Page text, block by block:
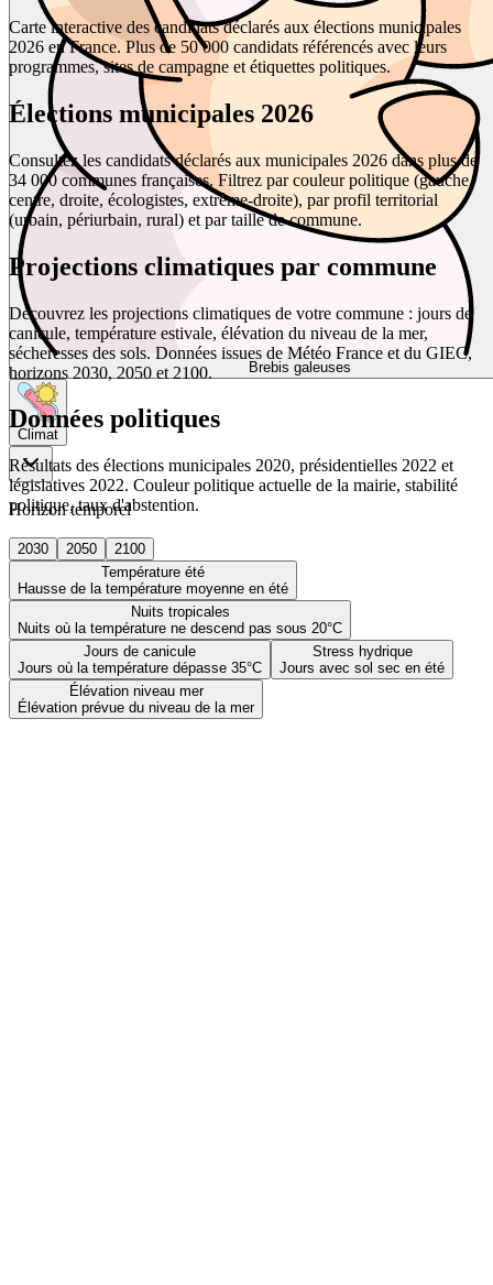
Brebis galeuses
Climat
Horizon temporel
2030 2050
2100
Température été
Hausse de la température moyenne en été
Nuits tropicales
Nuits où la température ne descend pas sous 20°C
Jours de canicule
Jours où la température dépasse 35°C
Stress hydrique
Jours avec sol sec en été
Élévation niveau mer
Élévation prévue du niveau de la mer
Carte interactive des candidats déclarés aux élections municipales
2026 en France. Plus de 50 000 candidats référencés avec leurs
programmes, sites de campagne et étiquettes politiques.
Élections municipales 2026
Consultez les candidats déclarés aux municipales 2026 dans plus de
34 000 communes françaises. Filtrez par couleur politique (gauche,
centre, droite, écologistes, extrême-droite), par profil territorial
(urbain, périurbain, rural) et par taille de commune.
Projections climatiques par commune
Découvrez les projections climatiques de votre commune : jours de
canicule, température estivale, élévation du niveau de la mer,
sécheresses des sols. Données issues de Météo France et du GIEC,
horizons 2030, 2050 et 2100.
Données politiques
Résultats des élections municipales 2020, présidentielles 2022 et
législatives 2022. Couleur politique actuelle de la mairie, stabilité
politique, taux d'abstention.